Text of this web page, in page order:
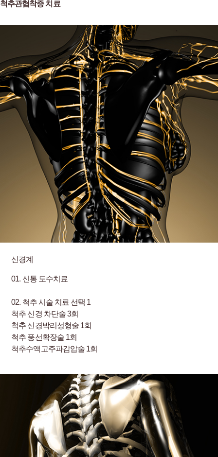
척추관협착증 치료
신경계
01. 신통 도수치료
02. 척추 시술 치료 선택 1
척추 신경 차단술 3회
척추 신경박리성형술 1회
척추 풍선확장술 1회
척추수액고주파감압술 1회